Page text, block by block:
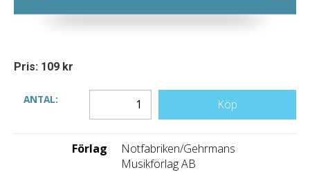
Pris: 109 kr
ANTAL: Köp
Förlag
Notfabriken/Gehrmans
Musikförlag AB